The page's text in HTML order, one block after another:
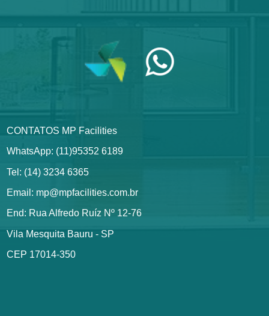
CONTATOS MP Facilities
WhatsApp: (11)95352 6189
Tel: (14) 3234 6365
Email: mp@mpfacilities.com.br
End: Rua Alfredo Ruíz Nº 12-76
Vila Mesquita Bauru - SP
CEP 17014-350